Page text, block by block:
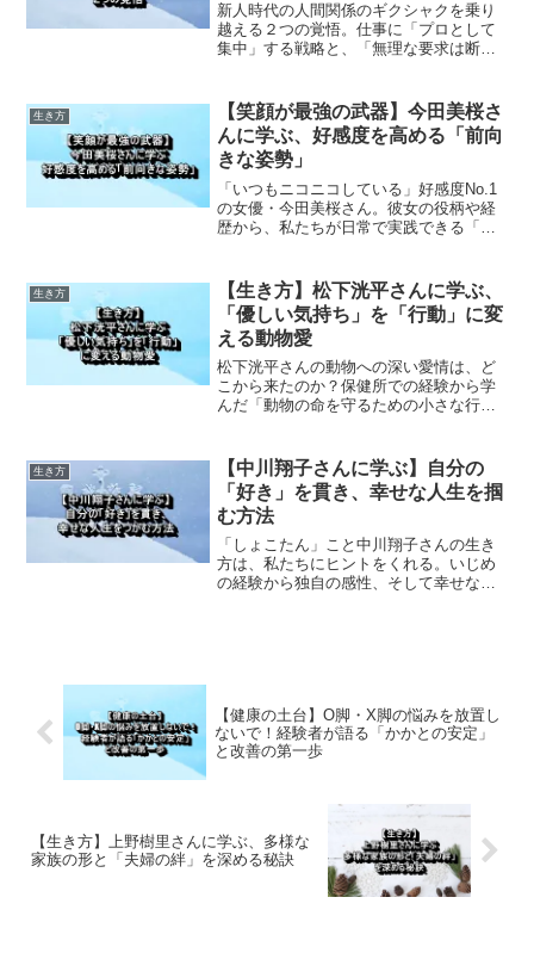
新人時代の人間関係のギクシャクを乗り
越える２つの覚悟。仕事に「プロとして
集中」する戦略と、「無理な要求は断る
生き方
【笑顔が最強の武器】今田美桜さ
んに学ぶ、好感度を高める「前向
きな姿勢」
「いつもニコニコしている」好感度No.1
の女優・今田美桜さん。彼女の役柄や経
歴から、私たちが日常で実践できる「好
生き方
【生き方】松下洸平さんに学ぶ、
「優しい気持ち」を「行動」に変
える動物愛
松下洸平さんの動物への深い愛情は、ど
こから来たのか？保健所での経験から学
んだ「動物の命を守るための小さな行
生き方
【中川翔子さんに学ぶ】自分の
「好き」を貫き、幸せな人生を掴
む方法
「しょこたん」こと中川翔子さんの生き
方は、私たちにヒントをくれる。いじめ
の経験から独自の感性、そして幸せな結
【健康の土台】O脚・X脚の悩みを放置し
ないで！経験者が語る「かかとの安定」
と改善の第一歩
【生き方】上野樹里さんに学ぶ、多様な
家族の形と「夫婦の絆」を深める秘訣